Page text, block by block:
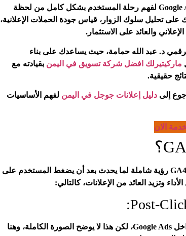
فهو يضمن التكامل بين أداة Google Ads وأداة Google Analytics 4 لفهم رحلة المستخدم بشكل كامل من لحظة
على تحليل سلوك الزوار، قياس جودة الحملات الإعلانية،
والعائد على الاستثمار.
د. عبد الله حمامة، حيث يساعدك على بناء
ماركيتيرلك افضل شركة تسويق في اليمن بقيادته مع
حقيقية.
إلى دليل إعلانات جوجل في اليمن لفهم الأساسيات
الان
يمنح ربط جوجل أدز مع GA4Link Google Ads to Analytics 4 رؤية شاملة لما يحدث بعد أن يضغط المستخدم على
وتزيد العائد من الإعلانات، كالتالي:
عند تشغيل حملات إعلانية، قد ترى عدد النقرات مرتفعًا داخل Google Ads، لكن هذا لا يوضح الصورة الكاملة، وهنا